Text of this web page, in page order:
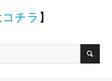
コチラ 】